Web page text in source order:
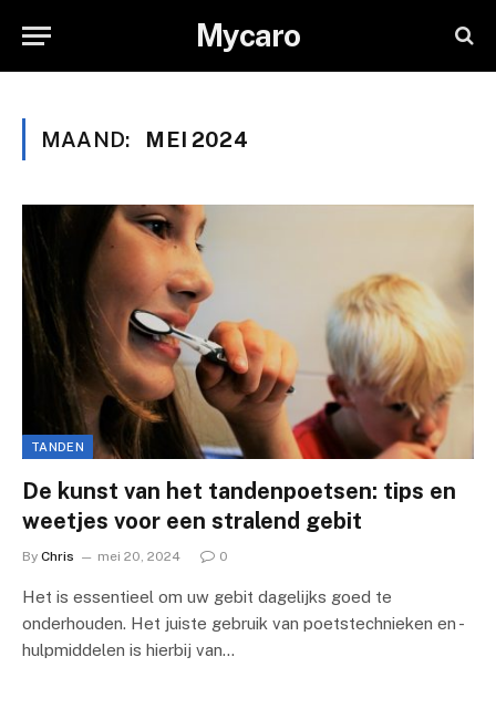
Mycaro
MAAND: MEI 2024
TANDEN
De kunst van het tandenpoetsen: tips en
weetjes voor een stralend gebit
By Chris mei 20, 2024 0
Het is essentieel om uw gebit dagelijks goed te
onderhouden. Het juiste gebruik van poetstechnieken en -
hulpmiddelen is hierbij van…